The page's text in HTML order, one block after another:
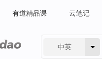
有道精品课 云笔记
中英